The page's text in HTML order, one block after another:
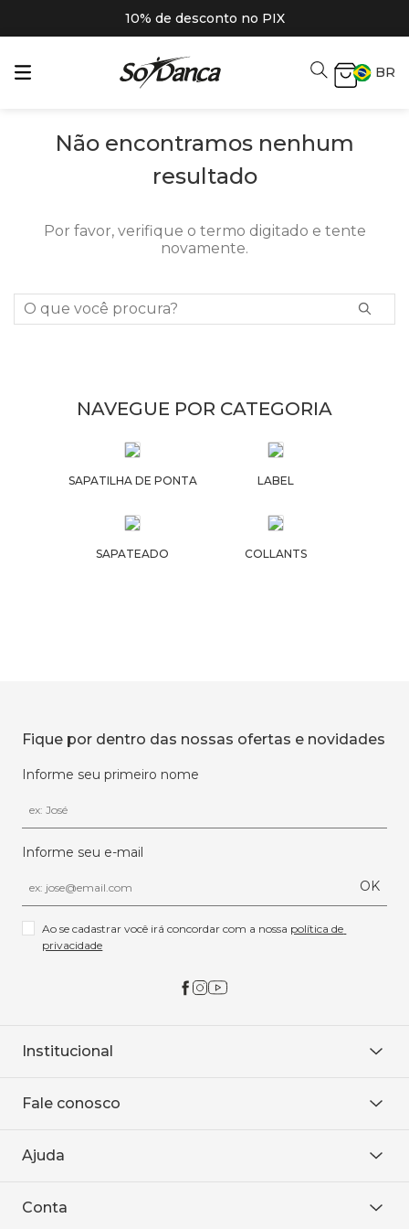
10% de desconto no PIX
BR
Não encontramos nenhum
resultado
Por favor, verifique o termo digitado e tente
novamente.
O que você procura?
NAVEGUE POR CATEGORIA
SAPATILHA DE PONTA LABEL
SAPATEADO COLLANTS
Fique por dentro das nossas ofertas e novidades
Informe seu primeiro nome
Informe seu e-mail
OK
Ao se cadastrar você irá concordar com a nossa política de
privacidade
Institucional
Onde encontrar
Baixe o APP
Fale conosco
WhatsApp
Ajuda
Política de entrega
Conta